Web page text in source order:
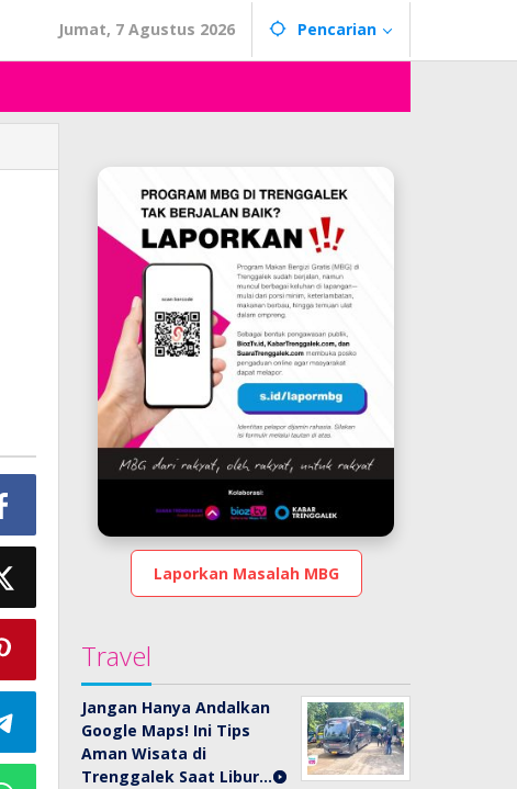
Jumat, 7 Agustus 2026 Pencarian
Laporkan Masalah MBG
Travel
Jangan Hanya Andalkan
Google Maps! Ini Tips
Aman Wisata di
Trenggalek Saat Libur…